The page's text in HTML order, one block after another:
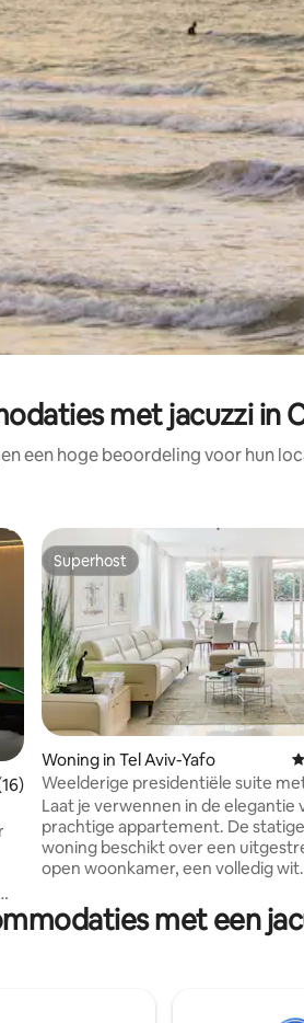
met jacuzzi in
een hoge beoordeling voor hun
beoordeling van 5 uit 5, 16
Superhost
Superhost
Woning in Tel Aviv-Yafo
Weelderige presidentiële suite
bubbelbad
Laat je verwennen in de elegantie
prachtige appartement. De statige
woning beschikt over een
open woonkamer, een volledig wit
houtafwerkingen, een
esthetiek, een eigen sauna, een
plein en op 6 minuten lopen naar
met een